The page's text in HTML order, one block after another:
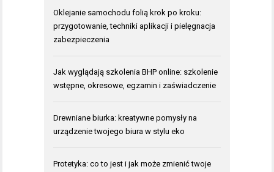
Oklejanie samochodu folią krok po kroku:
przygotowanie, techniki aplikacji i pielęgnacja
zabezpieczenia
Jak wyglądają szkolenia BHP online: szkolenie
wstępne, okresowe, egzamin i zaświadczenie
Drewniane biurka: kreatywne pomysły na
urządzenie twojego biura w stylu eko
Protetyka: co to jest i jak może zmienić twoje